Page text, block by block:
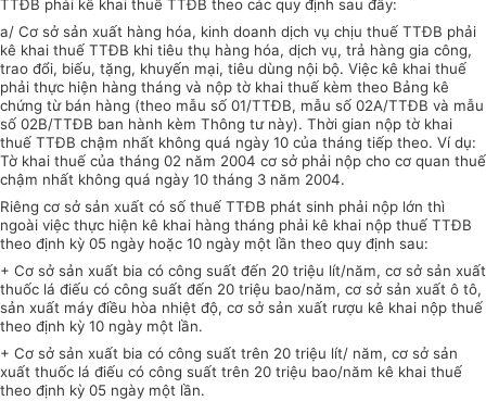
TTĐB phải kê khai thuế TTĐB theo các quy định sau đây:
a/ Cơ sở sản xuất hàng hóa, kinh doanh dịch vụ chịu thuế TTĐB phải
kê khai thuế TTĐB khi tiêu thụ hàng hóa, dịch vụ, trả hàng gia công,
trao đổi, biếu, tặng, khuyến mại, tiêu dùng nội bộ. Việc kê khai thuế
phải thực hiện hàng tháng và nộp tờ khai thuế kèm theo Bảng kê
chứng từ bán hàng (theo mẫu số 01/TTĐB, mẫu số 02A/TTĐB và mẫu
số 02B/TTĐB ban hành kèm Thông tư này). Thời gian nộp tờ khai
thuế TTĐB chậm nhất không quá ngày 10 của tháng tiếp theo. Ví dụ:
Tờ khai thuế của tháng 02 năm 2004 cơ sở phải nộp cho cơ quan thuế
chậm nhất không quá ngày 10 tháng 3 năm 2004.
Riêng cơ sở sản xuất có số thuế TTĐB phát sinh phải nộp lớn thì
ngoài việc thực hiện kê khai hàng tháng phải kê khai nộp thuế TTĐB
theo định kỳ 05 ngày hoặc 10 ngày một lần theo quy định sau:
+ Cơ sở sản xuất bia có công suất đến 20 triệu lít/năm, cơ sở sản xuất
thuốc lá điếu có công suất đến 20 triệu bao/năm, cơ sở sản xuất ô tô,
sản xuất máy điều hòa nhiệt độ, cơ sở sản xuất rượu kê khai nộp thuế
theo định kỳ 10 ngày một lần.
+ Cơ sở sản xuất bia có công suất trên 20 triệu lít/ năm, cơ sở sản
xuất thuốc lá điếu có công suất trên 20 triệu bao/năm kê khai thuế
theo định kỳ 05 ngày một lần.